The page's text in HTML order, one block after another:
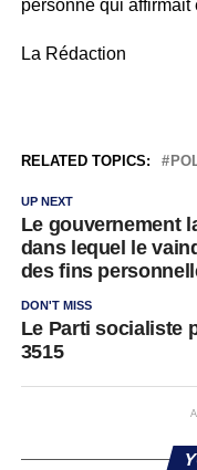
personne qui affirmait
La Rédaction
RELATED TOPICS:
UP NEXT
Le gouvernement
dans lequel le
des fins
DON'T MISS
Le Parti socialiste
3515